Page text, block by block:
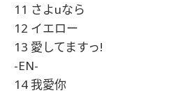
11 さよuなら
12 イエロー
13 愛してますっ!
-EN-
14 我愛你